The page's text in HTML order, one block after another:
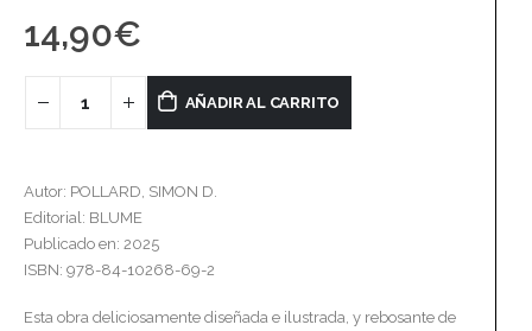
14,90€
AÑADIR AL CARRITO
Autor: POLLARD, SIMON D.
Editorial: BLUME
Publicado en: 2025
ISBN: 978-84-10268-69-2
Esta obra deliciosamente diseñada e ilustrada, y rebosante de